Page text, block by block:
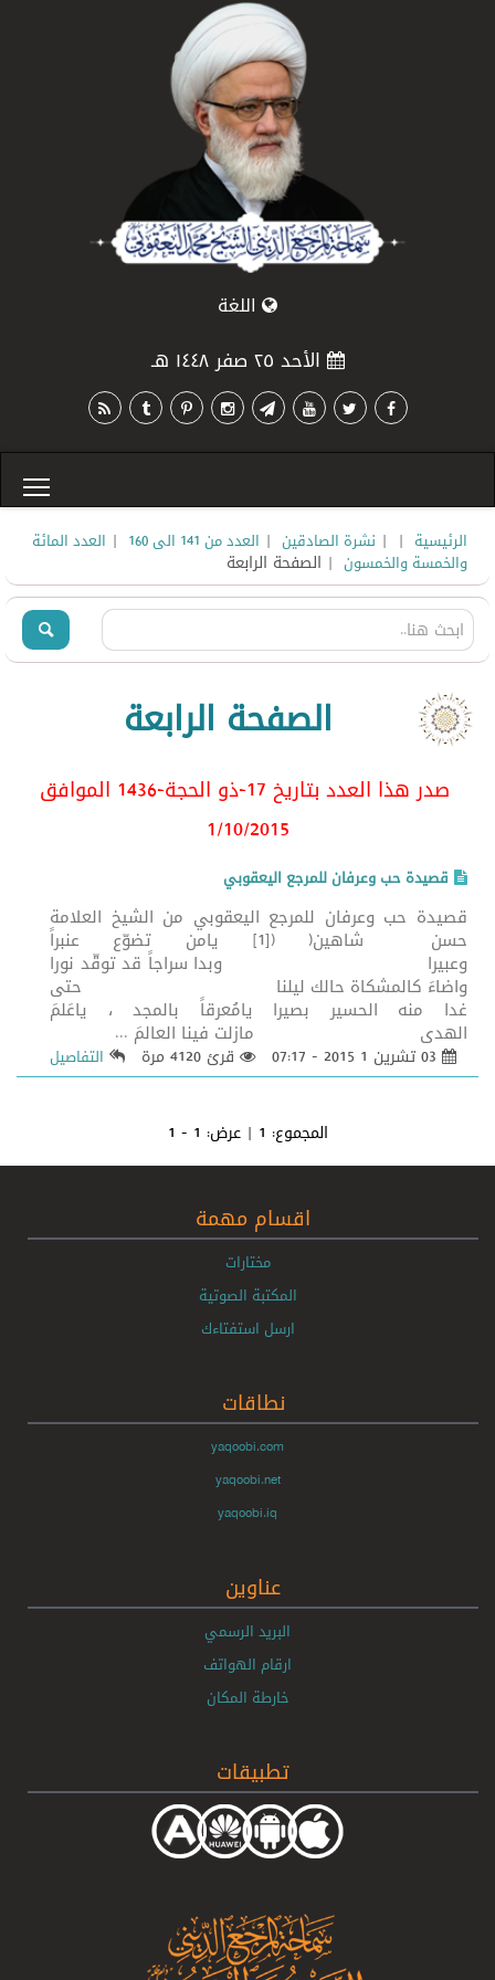
اللغة
الأحد ٢٥ صفر ١٤٤٨ هـ
الرئيسية |
| نشرة الصادقين | العدد من 141 الى 160 | العدد المائة
والخمسة والخمسون | الصفحة الرابعة
الصفحة الرابعة
صدر هذا العدد بتاريخ 17-ذو الحجة-1436 الموافق
1/10/2015
قصيدة حب وعرفان للمرجع اليعقوبي
قصيدة حب وعرفان للمرجع اليعقوبي من الشيخ العلامة
حسن شاهين( ([1] يامن تضوّع عنبراً
وعبيرا وبدا سراجاً قد توقّد نورا
واضاءَ كالمشكاة حالك ليلنا حتى
غدا منه الحسير بصيرا يامُعرقاً بالمجد ، ياعَلمَ
الهدى مازلت فينا العالمَ ...
قرئ 4120 مرة التفاصيل
المجموع: 1 | عرض: 1 - 1
اقسام مهمة
مختارات
المكتبة الصوتية
ارسل استفتاءك
نطاقات
yaqoobi.com
yaqoobi.net
yaqoobi.iq
عناوين
البريد الرسمي
ارقام الهواتف
خارطة المكان
تطبيقات